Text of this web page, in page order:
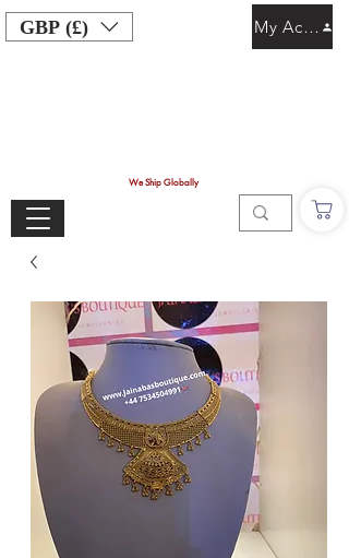
GBP (£)
We Ship Globally
My Account